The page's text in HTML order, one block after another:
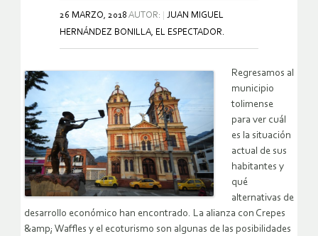
26 MARZO, 2018 AUTOR:
JUAN MIGUEL
HERNÁNDEZ BONILLA, EL ESPECTADOR.
Regresamos al
municipio
tolimense
para ver cuál
es la situación
actual de sus
habitantes y
qué
alternativas de
desarrollo económico han encontrado. La alianza con Crepes
&amp; Waffles y el ecoturismo son algunas de las posibilidades